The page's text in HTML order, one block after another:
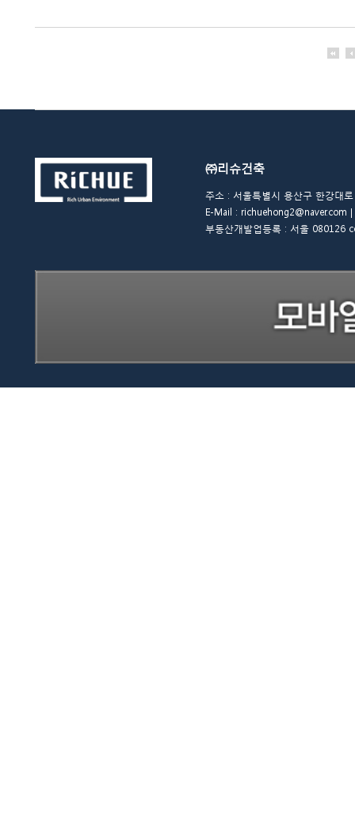
㈜리슈건축
주소 : 서울특별시 용산구 한강대
E-Mail :
부동산개발업등록 : 서울 080126